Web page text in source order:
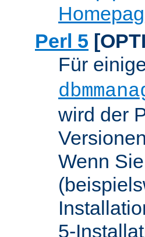
Perl 5
Für
wird der
Wenn
5-